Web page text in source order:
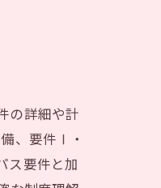
の詳細や計
、要件Ⅰ・
ス要件と加